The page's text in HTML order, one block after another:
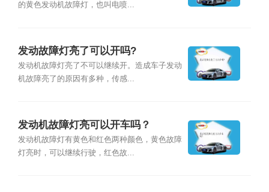
的黄色发动机故障灯，也叫电喷...
发动故障灯亮了可以开吗?
发动机故障灯亮了不可以继续开。造成车子发动
机故障亮了的原因有多种，传感...
发动机故障灯亮可以开车吗？
发动机故障灯有黄色和红色两种颜色，⻩⾊故障
灯亮时，可以继续行驶，红色故...